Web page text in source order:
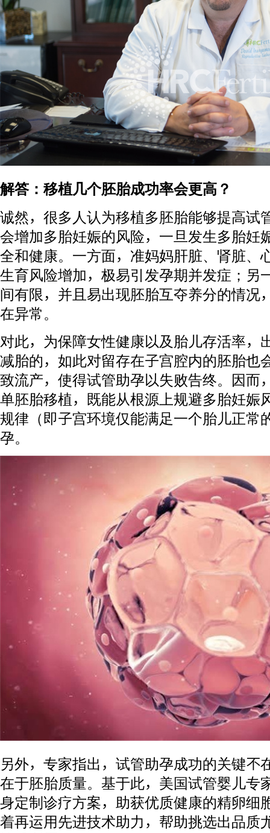
解答：移植几个胚胎成功率会更高？
诚然，很多人认为移植多胚胎能够提高试
会增加多胎妊娠的风险，一旦发生多胎妊
全和健康。一方面，准妈妈肝脏、肾脏、
生育风险增加，极易引发孕期并发症；另
间有限，并且易出现胚胎互夺养分的情况
在异常。
对此，为保障女性健康以及胎儿存活率，
减胎的，如此对留存在子宫腔内的胚胎也
致流产，使得试管助孕以失败告终。因而
单胚胎移植，既能从根源上规避多胎妊娠
规律（即子宫环境仅能满足一个胎儿正常
孕。
另外，专家指出，试管助孕成功的关键不
在于胚胎质量。基于此，美国试管婴儿专
身定制诊疗方案，助获优质健康的精卵细
着再运用先进技术助力，帮助挑选出品质